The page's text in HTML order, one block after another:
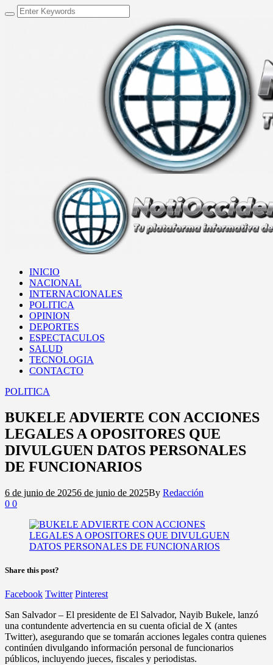
INICIO
NACIONAL
INTERNACIONALES
POLITICA
OPINION
DEPORTES
ESPECTACULOS
SALUD
TECNOLOGIA
CONTACTO
POLITICA
BUKELE ADVIERTE CON ACCIONES
LEGALES A OPOSITORES QUE
DIVULGUEN DATOS PERSONALES
DE FUNCIONARIOS
6 de junio de 20256 de junio de 2025By Redacción
0 0
Share this post?
Facebook Twitter Pinterest
San Salvador – El presidente de El Salvador, Nayib Bukele, lanzó
una contundente advertencia en su cuenta oficial de X (antes
Twitter), asegurando que se tomarán acciones legales contra quienes
continúen divulgando información personal de funcionarios
públicos, incluyendo jueces, fiscales y periodistas.